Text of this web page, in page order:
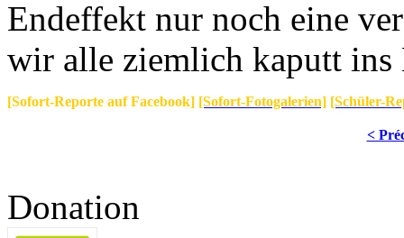
Endeffekt nur noch eine
wir alle ziemlich kaputt ins
[Sofort-Reporte auf Facebook] [Sofort-Fotogalerien] [Schüler-
<
Donation